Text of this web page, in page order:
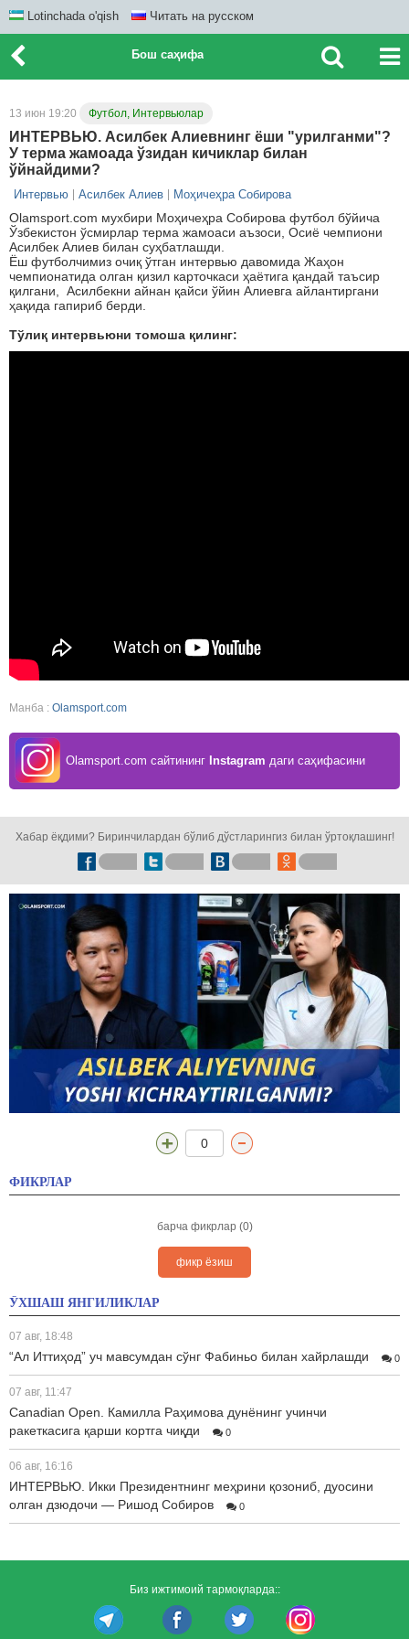
Lotinchada o'qish Читать на русском
Бош саҳифа
13 июн 19:20 Футбол, Интервьюлар
ИНТЕРВЬЮ. Асилбек Алиевнинг ёши "урилганми"?
У терма жамоада ўзидан кичиклар билан
ўйнайдими?
Интервью Асилбек Алиев Моҳичеҳра Собирова
Olamsport.com мухбири Моҳичеҳра Собирова футбол бўйича
Ўзбекистон ўсмирлар терма жамоаси аъзоси, Осиё чемпиони
Асилбек Алиев билан суҳбатлашди.
Ёш футболчимиз очиқ ўтган интервью давомида Жаҳон
чемпионатида олган қизил карточкаси ҳаётига қандай таъсир
қилгани, Асилбекни айнан қайси ўйин Алиевга айлантиргани
ҳақида гапириб берди.
Тўлиқ интервьюни томоша қилинг:
Манба : Olamsport.com
Olamsport.com сайтининг Instagram даги саҳифасини
Хабар ёқдими? Биринчилардан бўлиб дўстларингиз билан ўртоқлашинг!
0
ФИКРЛАР
барча фикрлар (0)
фикр ёзиш
ЎХШАШ ЯНГИЛИКЛАР
07 авг, 18:48
“Ал Иттиҳод” уч мавсумдан сўнг Фабиньо билан хайрлашди 0
07 авг, 11:47
Canadian Open. Камилла Раҳимова дунёнинг учинчи
ракеткасига қарши кортга чиқди
0
06 авг, 16:16
ИНТЕРВЬЮ. Икки Президентнинг меҳрини қозониб, дуосини
олган дзюдочи — Ришод Собиров
0
Биз ижтимоий тармоқларда::